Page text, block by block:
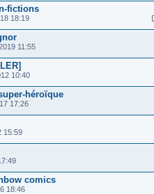
fictions
18:19
11:55
10:40
héroïque
17:26
15:59
comics
18:46